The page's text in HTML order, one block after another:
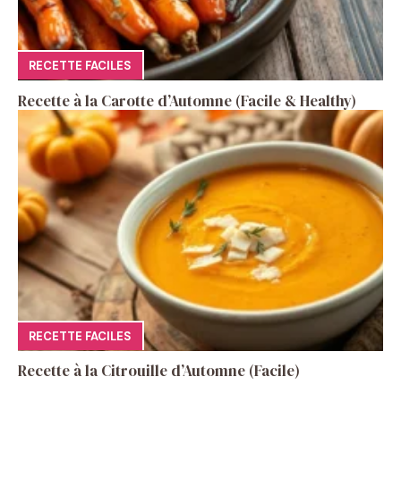
RECETTE FACILES
Recette à la Carotte d’Automne (Facile & Healthy)
RECETTE FACILES
Recette à la Citrouille d’Automne (Facile)